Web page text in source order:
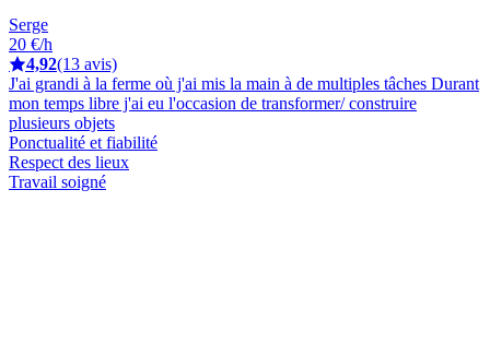
Serge
20 €/h
4,92(13 avis)
J'ai grandi à la ferme où j'ai mis la main à de multiples tâches Durant
mon temps libre j'ai eu l'occasion de transformer/ construire
plusieurs objets
Ponctualité et fiabilité
Respect des lieux
Travail soigné